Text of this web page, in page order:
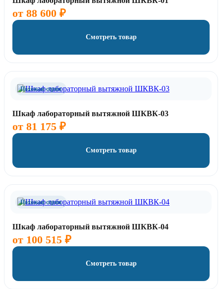
от 88 600 ₽
Смотреть товар
Похожая серия
Шкаф лабораторный вытяжной ШКВК-03
от 81 175 ₽
Смотреть товар
Похожая серия
Шкаф лабораторный вытяжной ШКВК-04
от 100 515 ₽
Смотреть товар